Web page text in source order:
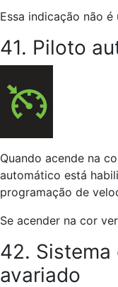
Essa indicação não
41. Piloto
Quando acende na
automático está
programação de
Se acender na cor
42.
avariado